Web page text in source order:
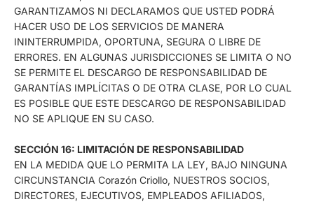
GARANTIZAMOS NI DECLARAMOS QUE USTED PODRÁ
HACER USO DE LOS SERVICIOS DE MANERA
ININTERRUMPIDA, OPORTUNA, SEGURA O LIBRE DE
ERRORES. EN ALGUNAS JURISDICCIONES SE LIMITA O NO
SE PERMITE EL DESCARGO DE RESPONSABILIDAD DE
GARANTÍAS IMPLÍCITAS O DE OTRA CLASE, POR LO CUAL
ES POSIBLE QUE ESTE DESCARGO DE RESPONSABILIDAD
NO SE APLIQUE EN SU CASO.
SECCIÓN 16: LIMITACIÓN DE RESPONSABILIDAD
EN LA MEDIDA QUE LO PERMITA LA LEY, BAJO NINGUNA
CIRCUNSTANCIA Corazón Criollo, NUESTROS SOCIOS,
DIRECTORES, EJECUTIVOS, EMPLEADOS AFILIADOS,